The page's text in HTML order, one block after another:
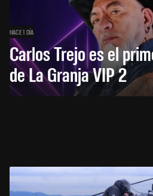
HACE 1 DÍA
Carlos Trejo es el
de La Granja VIP 2